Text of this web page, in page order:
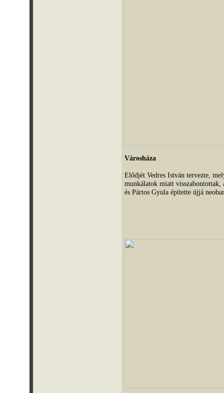
Városháza
Elődjét Vedres István tervezte,
munkálatok miatt visszabontottak,
és Pártos Gyula építette újjá